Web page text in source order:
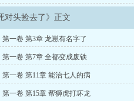
对头捡去了》正文
第一卷 第3章 龙崽有名字了
第一卷 第7章 全都变成废铁
第一卷 第11章 能治七人的病
第一卷 第15章 帮狮虎打坏龙